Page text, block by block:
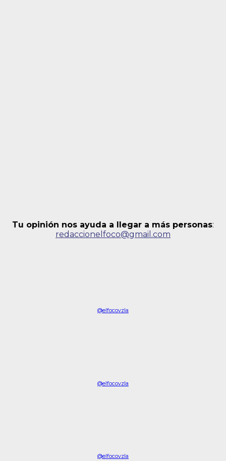
Tu opinión nos ayuda a llegar a más personas:
redaccionelfoco@gmail.com
@elfocovzla
@elfocovzla
@elfocovzla